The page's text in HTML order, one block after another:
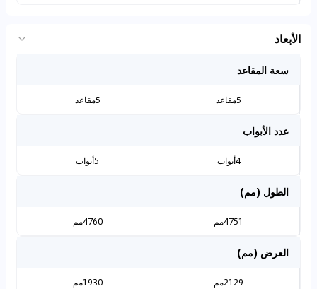
الأبعاد
سعة المقاعد
5مقاعد 5مقاعد
عدد الأبواب
4أبواب 5أبواب
الطول (مم)
4751مم 4760مم
العرض (مم)
2129مم 1930مم